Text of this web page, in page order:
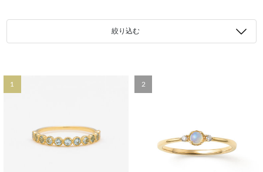
絞り込む
1 2